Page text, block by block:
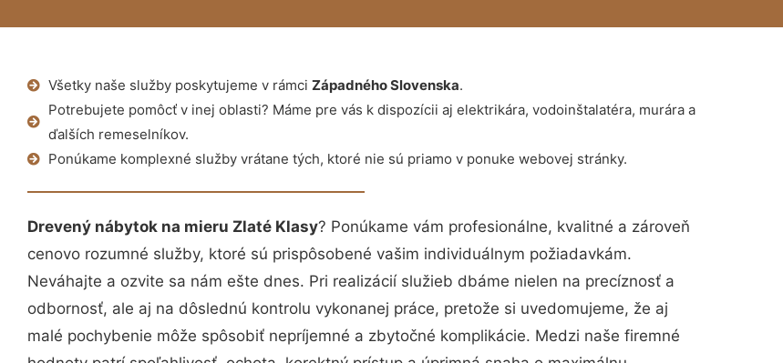
Všetky naše služby poskytujeme v rámci Západného Slovenska.
Potrebujete pomôcť v inej oblasti? Máme pre vás k dispozícii aj elektrikára, vodoinštalatéra, murára a
ďalších remeselníkov.
Ponúkame komplexné služby vrátane tých, ktoré nie sú priamo v ponuke webovej stránky.
Drevený nábytok na mieru Zlaté Klasy? Ponúkame vám profesionálne, kvalitné a zároveň
cenovo rozumné služby, ktoré sú prispôsobené vašim individuálnym požiadavkám.
Neváhajte a ozvite sa nám ešte dnes. Pri realizácií služieb dbáme nielen na precíznosť a
odbornosť, ale aj na dôslednú kontrolu vykonanej práce, pretože si uvedomujeme, že aj
malé pochybenie môže spôsobiť nepríjemné a zbytočné komplikácie. Medzi naše firemné